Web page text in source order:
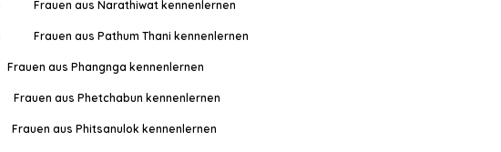
Frauen aus Narathiwat kennenlernen
Frauen aus Pathum Thani kennenlernen
Frauen aus Phangnga kennenlernen
Frauen aus Phetchabun kennenlernen
Frauen aus Phitsanulok kennenlernen